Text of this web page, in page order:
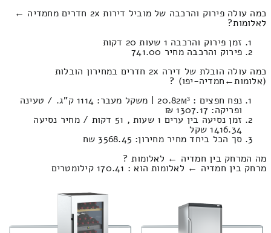
כמה עולה פירוק והרכבה של מוביל דירות 2x חדרים מחמדיה ←
לאלומות?
זמן פירוק והרכבה 1 שעות 20 דקות
פירוק והרכבה מחיר 741.00
כמה עולה הובלת של דירה 2x חדרים במחירון הובלות
(אלומות‎←‏חמדיה-יפו) ?
נפח חפצים : 20.82м³ | משקל מעבר: 1114 ק”ג. / טעינה
ופריקה: 1307.17 ₪
זמן נסיעה בין ערים 1 שעות , 51 דקות / מחיר נסיעה
1416.34 שקל
סך הכל ביחד מחיר מחירון: 3568.45 שח
מה המרחק בין חמדיה ← לאלומות ?
מרחק בין חמדיה ← לאלומות הוא : 170.41 קילומטרים